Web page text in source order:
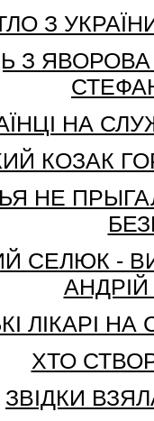
З
З
НА
КОЗАК
НЕ
СЕЛЮК -
ЛІКАРІ
ХТО
ЗВІДКИ